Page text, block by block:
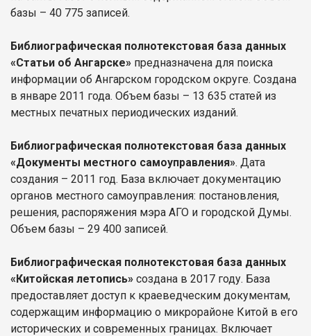
базы – 40 775 записей.
Библиографическая полнотекстовая база данных
«Статьи об Ангарске» предназначена для поиска
информации об Ангарском городском округе. Создана
в январе 2011 года. Объем базы – 13 635 статей из
местных печатных периодических изданий.
Библиографическая полнотекстовая база данных
«Документы местного самоуправления». Дата
создания – 2011 год. База включает документацию
органов местного самоуправления: постановления,
решения, распоряжения мэра АГО и городской Думы.
Объем базы – 29 400 записей.
Библиографическая полнотекстовая база данных
«Китойская летопись» создана в 2017 году. База
предоставляет доступ к краеведческим документам,
содержащим информацию о микрорайоне Китой в его
исторических и современных границах. Включает